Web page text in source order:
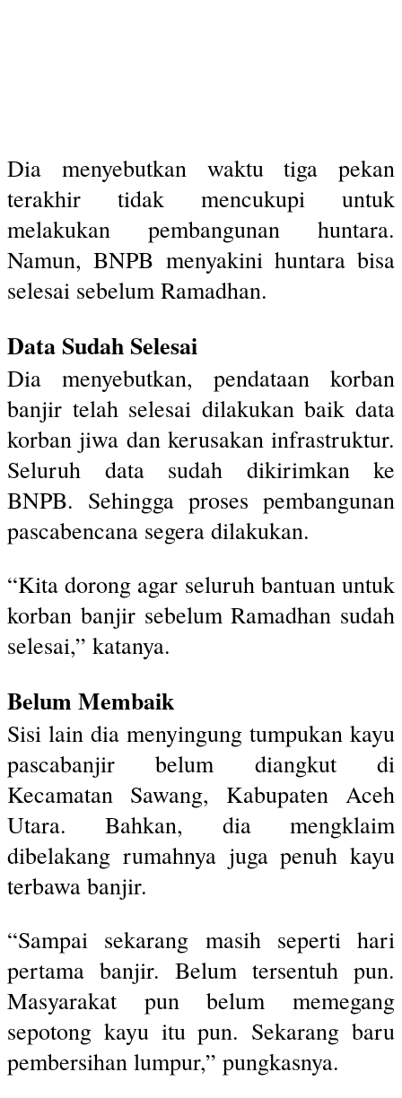
Dia menyebutkan waktu tiga pekan
terakhir tidak mencukupi untuk
melakukan pembangunan huntara.
Namun, BNPB menyakini huntara bisa
selesai sebelum Ramadhan.
Data Sudah Selesai
Dia menyebutkan, pendataan korban
banjir telah selesai dilakukan baik data
korban jiwa dan kerusakan infrastruktur.
Seluruh data sudah dikirimkan ke
BNPB. Sehingga proses pembangunan
pascabencana segera dilakukan.
“Kita dorong agar seluruh bantuan untuk
korban banjir sebelum Ramadhan sudah
selesai,” katanya.
Belum Membaik
Sisi lain dia menyingung tumpukan kayu
pascabanjir belum diangkut di
Kecamatan Sawang, Kabupaten Aceh
Utara. Bahkan, dia mengklaim
dibelakang rumahnya juga penuh kayu
terbawa banjir.
“Sampai sekarang masih seperti hari
pertama banjir. Belum tersentuh pun.
Masyarakat pun belum memegang
sepotong kayu itu pun. Sekarang baru
pembersihan lumpur,” pungkasnya.